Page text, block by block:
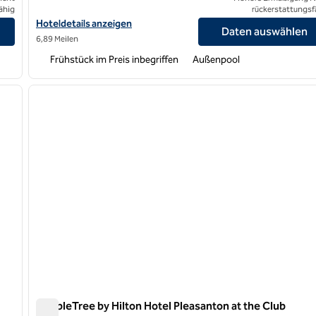
Hoteldetails für Home2 Suites by Hilton Hayward anzeigen
Hoteldetails anzeigen
6,89 Meilen
Daten auswählen
Frühstück im Preis inbegriffen Außenpool
nächstes Bild
1 von 12
DoubleTree by Hilton Hotel Pleasanton at the Club